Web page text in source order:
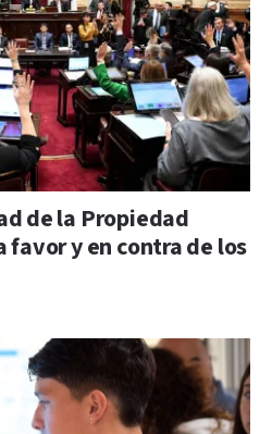
de la Propiedad
favor y en contra de los